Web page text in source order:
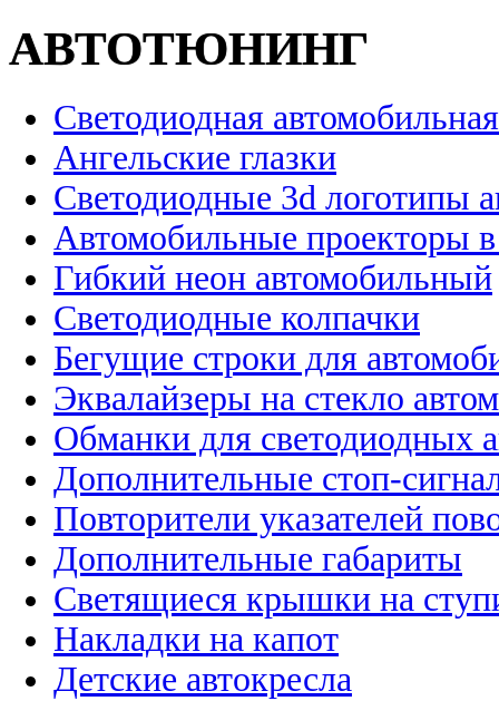
АВТОТЮНИНГ
Светодиодная
Ангельские глазки
Светодиодные 3d логотипы
Автомобильные проекторы
Гибкий неон автомобильный
Светодиодные колпачки
Бегущие строки для
Эквалайзеры на стекло
Обманки для светодиодных
Дополнительные стоп-
Повторители указателей
Дополнительные габариты
Светящиеся крышки на
Накладки на капот
Детские автокресла